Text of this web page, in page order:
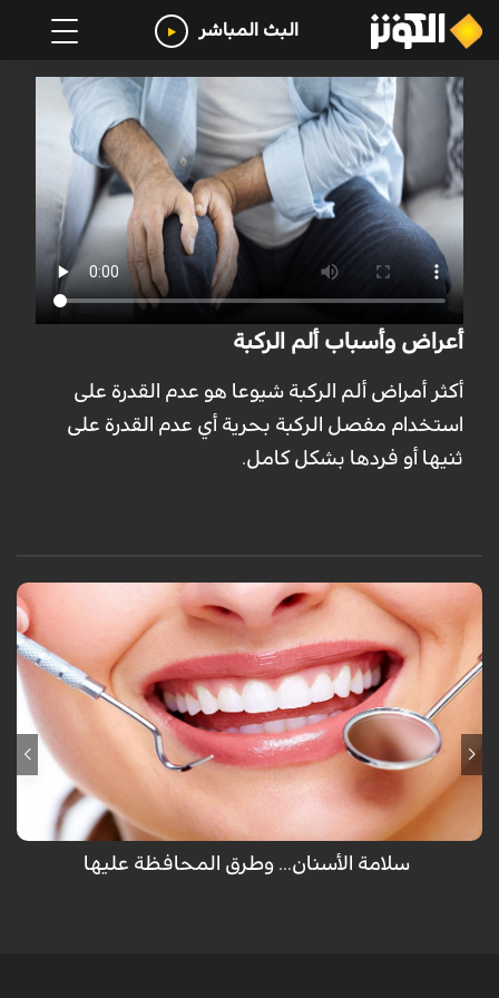
البث المباشر
أعراض وأسباب ألم الركبة
أكثر أمراض ألم الركبة شيوعا هو عدم القدرة على
استخدام مفصل الركبة بحرية أي عدم القدرة على
ثنيها أو فردها بشكل كامل.
لم يهب الله عضو للإنسان مرتين سوى الأسنان والتي تظهر للمرة الأولى كأسنان
لبنية ثم تسقط ويخرج مكانها أسناننا العادية ولكن تفريش الأسنان كل يوم غير
كافي للمحافظة عليها ولكن هناك طرق أخرى يجب إتباعها.
سلامة الأسنان... وطرق المحافظة عليها